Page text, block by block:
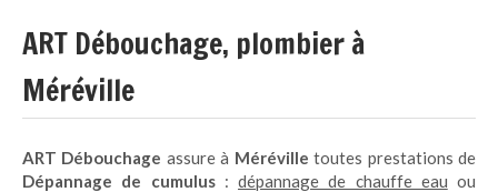
ART Débouchage, plombier à
Méréville
ART Débouchage assure à Méréville toutes prestations de
Dépannage de cumulus: dépannage de chauffe eau ou